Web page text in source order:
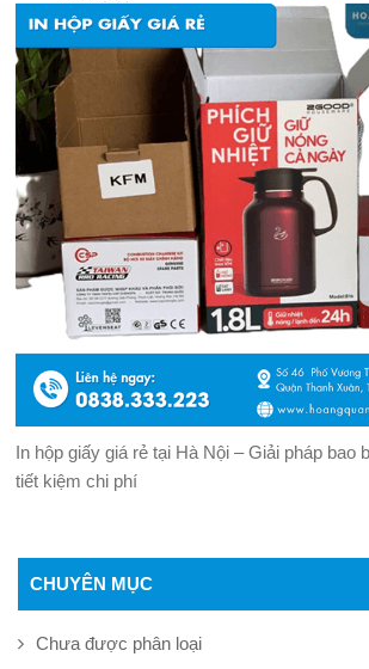
In hộp giấy giá rẻ tại Hà Nội – Giải pháp bao
tiết kiệm chi phí
CHUYÊN MỤC
Chưa được phân loại